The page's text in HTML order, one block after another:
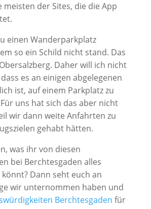
meisten der Sites, die die App
einen Wanderparkplatz
so ein Schild nicht stand. Das
Daher will ich nicht
es an einigen abgelegenen
ist, auf einem Parkplatz zu
uns hat sich das aber nicht
wir dann weite Anfahrten zu
gehabt hätten.
was ihr von diesen
bei Berchtesgaden alles
Dann seht euch an
wir unternommen haben und
Berchtesgaden für